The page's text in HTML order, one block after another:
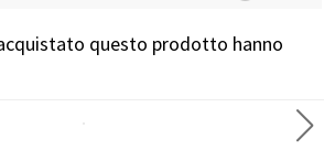
questo prodotto hanno